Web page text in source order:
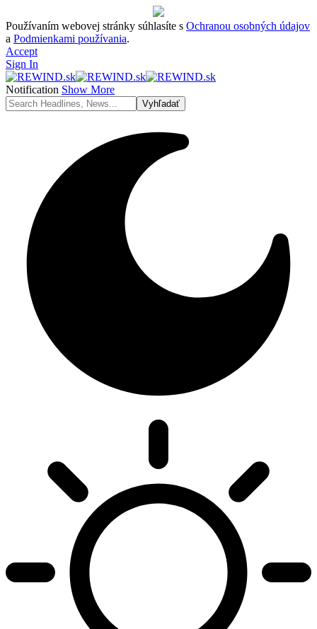
Používaním webovej stránky súhlasíte s Ochranou osobných údajov
a Podmienkami používania.
Accept
Sign In
Notification Show More